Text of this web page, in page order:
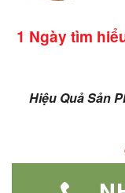
1 Ngày tìm
Hiệu Quả Sản